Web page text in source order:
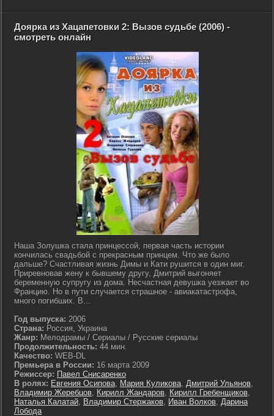
Доярка из Хацапетовки 2: Вызов судьбе (2006) -
смотреть онлайн
Наша Золушка стала принцессой, первая часть истории
кончилась свадьбой с прекрасным принцем. Что же было
дальше? Счастливая жизнь Димы и Кати рушится в один миг.
Приревновав жену к бывшему другу, Дмитрий выгоняет
беременную супругу из дома. Несчастная девушка уезжает во
Францию. Но в пути случается страшное - авиакатастрофа,
много погибших. В...
Год выпуска: 2006
Страна: Россия, Украина
Жанр: Мелодрамы / Сериалы / Русские сериалы
Продолжительность: 44 мин.
Качество: WEB-DL
Премьера в России: 16 марта 2009
Режиссер: Павел Снисаренко
В ролях: Евгения Осипова, Мария Куликова, Дмитрий Ульянов,
Владимир Жеребцов, Кирилл Жандаров, Кирилл Гребенщиков,
Наталья Калатай, Владимир Стержаков, Иван Волков, Дарина
Лобода